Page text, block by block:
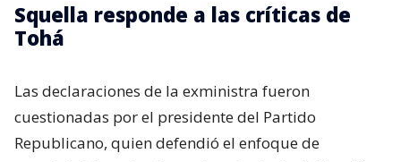
Squella responde a las críticas de
Tohá
Las declaraciones de la exministra fueron
cuestionadas por el presidente del Partido
Republicano, quien defendió el enfoque de